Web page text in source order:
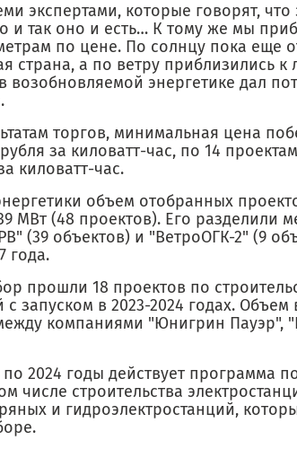
экспертами, которые говорят,
и так оно и есть… К тому же мы
по цене. По солнцу пока еще
страна, а по ветру приблизились
энергетике дал
торгов, минимальная цена
рубля за киловатт-час, по 14
киловатт-час.
объем отобранных
МВт (48 проектов). Его разделили
(39 объектов) и "ВетроОГК-2" (9
года.
прошли 18 проектов по
с запуском в 2023-2024 годах. Объем
компаниями "Юнигрин Пауэр",
по 2024 годы действует программа
числе строительства
и гидроэлектростанций,